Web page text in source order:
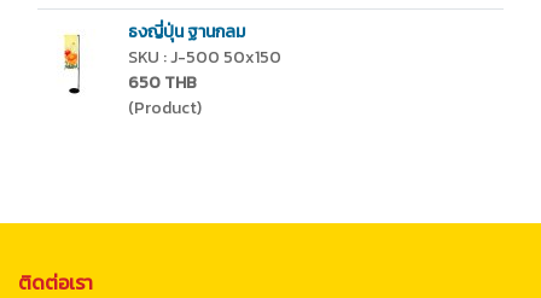
ธงญี่ปุ่น ฐานกลม
SKU : J-500 50x150
650 THB
(Product)
ติดต่อเรา